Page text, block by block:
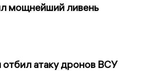
мощнейший ливень
атаку дронов ВСУ